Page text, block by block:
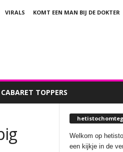
VIRALS KOMT EEN MAN BIJ DE DOKTER
CABARET TOPPERS
Welkom op
een kijkje in de